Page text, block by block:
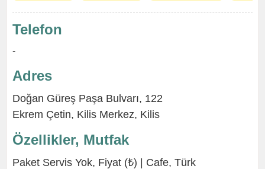
Telefon
-
Adres
Doğan Güreş Paşa Bulvarı, 122
Ekrem Çetin, Kilis Merkez, Kilis
Özellikler, Mutfak
Paket Servis Yok, Fiyat (₺) | Cafe, Türk